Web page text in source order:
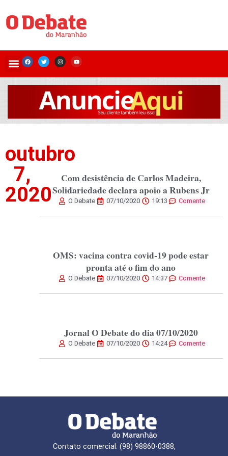
outubro
7,
2020
Com desistência de Carlos Madeira,
Solidariedade declara apoio a Rubens Jr
O Debate 07/10/2020 19:13 Comente
OMS: vacina contra covid-19 pode estar
pronta até o fim do ano
O Debate 07/10/2020 14:37 Comente
Jornal O Debate do dia 07/10/2020
O Debate 07/10/2020 14:24 Comente
Contato comercial: (98) 98860-0388,